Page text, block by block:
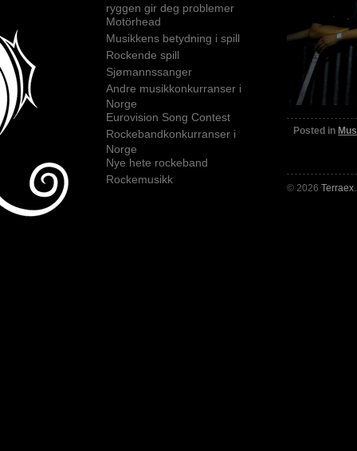
Posted in
© 2026 Terraex
ryggen gir deg problemer
Motörhead
Musikkens betydning i spill
Rockende spill
Sjømannssanger
Andre musikkonkurranser i
Norge
Eurovision Song Contest
Rockebandkonkurranser i
Norge
Nye hete rockeband
Rockemusikk